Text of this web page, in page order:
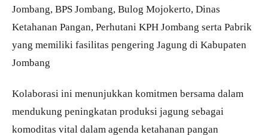
Jombang, BPS Jombang, Bulog Mojokerto, Dinas
Ketahanan Pangan, Perhutani KPH Jombang serta Pabrik
yang memiliki fasilitas pengering Jagung di Kabupaten
Jombang
Kolaborasi ini menunjukkan komitmen bersama dalam
mendukung peningkatan produksi jagung sebagai
komoditas vital dalam agenda ketahanan pangan